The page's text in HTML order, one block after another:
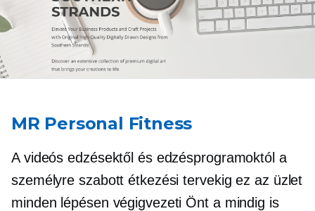
MR Personal Fitness
A videós edzésektől és edzésprogramoktól a
személyre szabott étkezési tervekig ez az üzlet
minden lépésen végigvezeti Önt a mindig is